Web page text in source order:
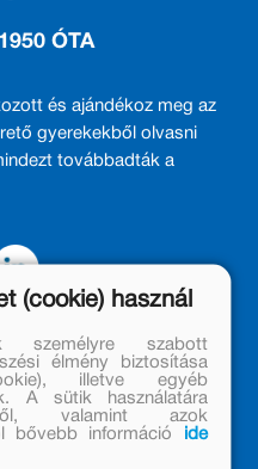
ÓTA
és ajándékoz meg az
gyerekekből olvasni
továbbadták a
us
(cookie) használ
személyre szabott
élmény biztosítása
illetve egyéb
A sütik használatára
valamint azok
bővebb információ
ide